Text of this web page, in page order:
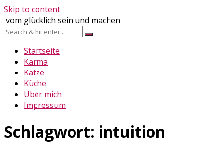
Skip to content
vom glücklich sein und machen
Startseite
Karma
Katze
Küche
Über mich
Impressum
Schlagwort: intuition